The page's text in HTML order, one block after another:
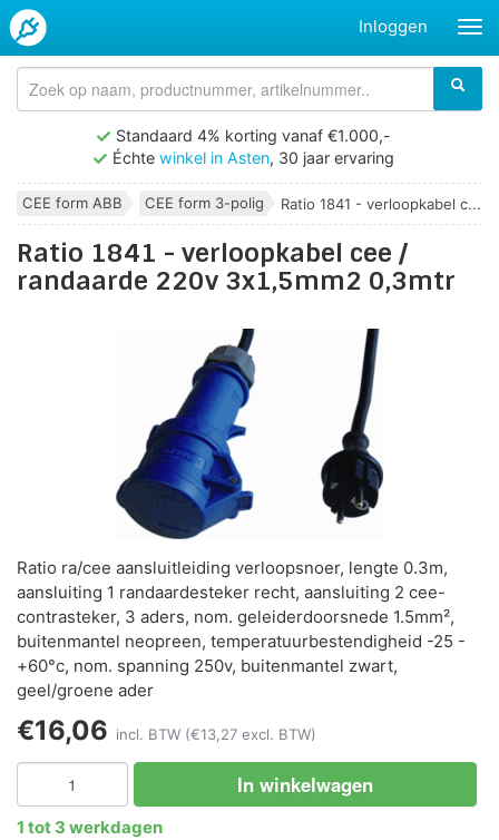
Inloggen
Standaard 4% korting vanaf €1.000,-
Échte winkel in Asten, 30 jaar ervaring
CEE form ABB CEE form 3-polig Ratio 1841 - verloopkabel c...
Ratio 1841 - verloopkabel cee /
randaarde 220v 3x1,5mm2 0,3mtr
Ratio ra/cee aansluitleiding verloopsnoer, lengte 0.3m,
aansluiting 1 randaardesteker recht, aansluiting 2 cee-
contrasteker, 3 aders, nom. geleiderdoorsnede 1.5mm²,
buitenmantel neopreen, temperatuurbestendigheid -25 -
+60°c, nom. spanning 250v, buitenmantel zwart,
geel/groene ader
€16,06 incl. BTW (€13,27 excl. BTW)
In winkelwagen
1 tot 3 werkdagen